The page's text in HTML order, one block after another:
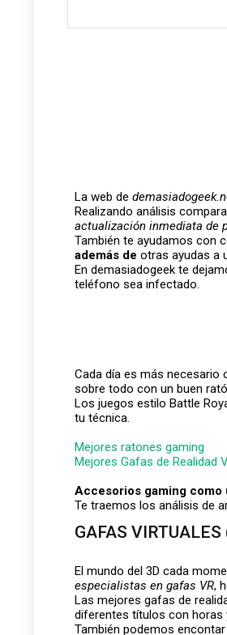
La web de
Realizando análisis
actualización inmediata de
También te ayudamos con
además de otras ayudas a
En demasiadogeek te
teléfono sea infectado.
Cada día es más necesario
sobre todo con un buen
Los juegos estilo Battle
tu técnica.
Mejores ratones gaming
Mejores Gafas de Realidad
Accesorios gaming como
Te traemos los análisis de
GAFAS
El mundo del 3D cada
especialistas en gafas VR,
Las mejores gafas de
diferentes títulos con horas
También podemos